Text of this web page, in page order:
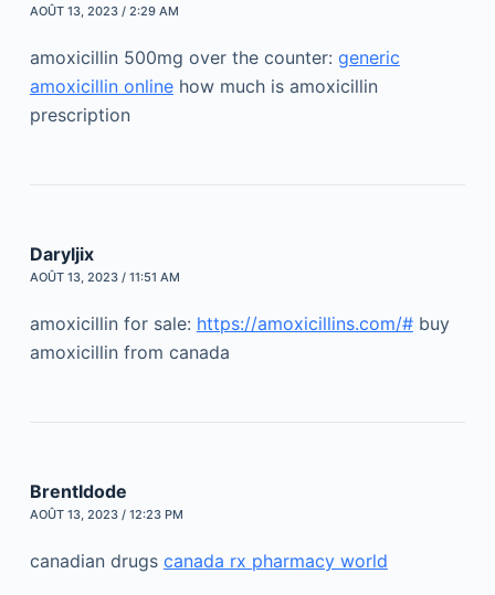
AOÛT 13, 2023 / 2:29 AM
amoxicillin 500mg over the counter: generic
amoxicillin onlinehow much is amoxicillin
prescription
Daryljix
AOÛT 13, 2023 / 11:51 AM
amoxicillin for sale: https://amoxicillins.com/#buy
amoxicillin from canada
BrentIdode
AOÛT 13, 2023 / 12:23 PM
canadian drugs canada rx pharmacy world